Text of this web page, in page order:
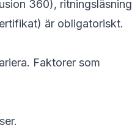
360), ritningsläsning
är obligatoriskt.
Faktorer som